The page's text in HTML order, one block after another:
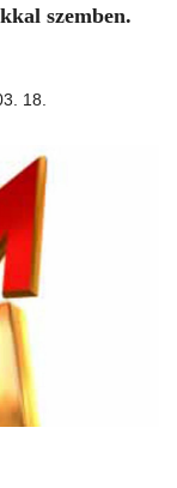
szemben.
18.